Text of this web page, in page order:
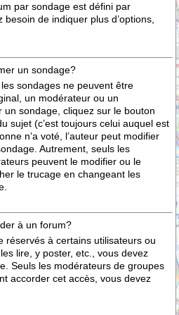
par sondage est défini par
besoin de indiquer plus d’options,
un sondage?
sondages ne peuvent être
un modérateur ou un
un sondage, cliquez sur le bouton
sujet (c’est toujours celui auquel est
n’a voté, l’auteur peut modifier
Autrement, seuls les
peuvent le modifier ou le
le trucage en changeant les
à un forum?
réservés à certains utilisateurs ou
lire, y poster, etc., vous devez
Seuls les modérateurs de groupes
accorder cet accès, vous devez